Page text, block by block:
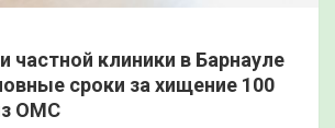
частной клиники в Барнауле
сроки за хищение 100
ОМС